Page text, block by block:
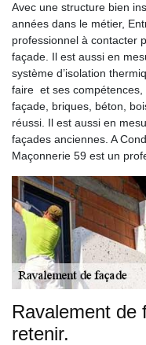
Avec une structure bien
années dans le métier,
professionnel à contacter
façade. Il est aussi en
système d’isolation
faire et ses
façade, briques, béton,
réussi. Il est aussi en
façades anciennes. A
Maçonnerie 59 est un
Ravalement de
retenir.